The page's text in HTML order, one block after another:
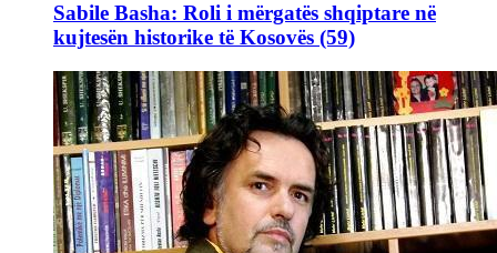
Sabile Basha: Roli i mërgatës shqiptare në
kujtesën historike të Kosovës (59)